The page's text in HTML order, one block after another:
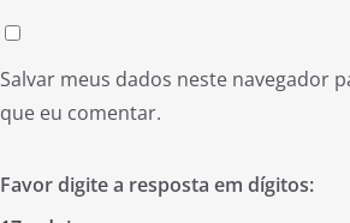
Salvar meus dados neste navegador
que eu comentar.
Favor digite a resposta em dígitos: